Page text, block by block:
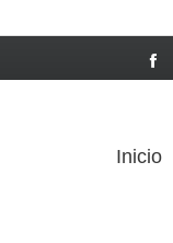
Inicio